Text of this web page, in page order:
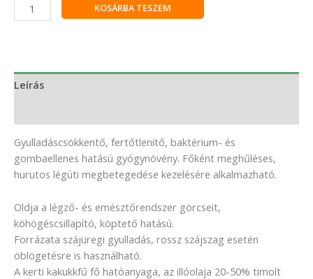
KOSÁRBA TESZEM
Leírás
Gyulladáscsökkentő, fertőtlenítő, baktérium- és
gombaellenes hatású gyógynövény. Főként meghűléses,
hurutos légúti megbetegedése kezelésére alkalmazható.
Oldja a légző- és emésztőrendszer görcseit,
köhögéscsillapító, köptető hatású.
Forrázata szájüregi gyulladás, rossz szájszag esetén
öblögetésre is használható.
A kerti kakukkfű fő hatóanyaga, az illóolaja 20-50% timolt